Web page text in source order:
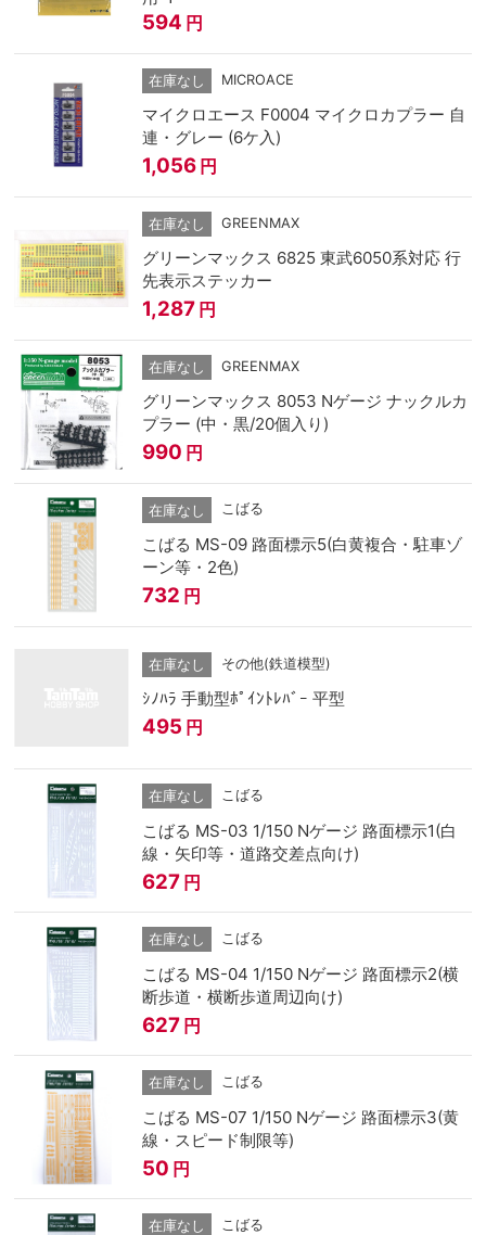
594 円
在庫なし MICROACE
マイクロエース F0004 マイクロカプラー 自
連・グレー (6ケ入)
1,056 円
在庫なし GREENMAX
グリーンマックス 6825 東武6050系対応 行
先表示ステッカー
1,287 円
在庫なし GREENMAX
グリーンマックス 8053 Nゲージ ナックルカ
プラー (中・黒/20個入り)
990 円
在庫なし こばる
こばる MS-09 路面標示5(白黄複合・駐車ゾ
ーン等・2色)
732 円
在庫なし その他(鉄道模型)
ｼﾉﾊﾗ 手動型ﾎﾟｲﾝﾄﾚﾊﾞｰ 平型
495 円
在庫なし こばる
こばる MS-03 1/150 Nゲージ 路面標示1(白
線・矢印等・道路交差点向け)
627 円
在庫なし こばる
こばる MS-04 1/150 Nゲージ 路面標示2(横
断歩道・横断歩道周辺向け)
627 円
在庫なし こばる
こばる MS-07 1/150 Nゲージ 路面標示3(黄
線・スピード制限等)
50 円
在庫なし こばる